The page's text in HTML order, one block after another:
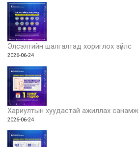
Элсэлтийн шалгалтад хориглох зүйлс
2026-06-24
Хариултын хуудастай ажиллах санамж
2026-06-24